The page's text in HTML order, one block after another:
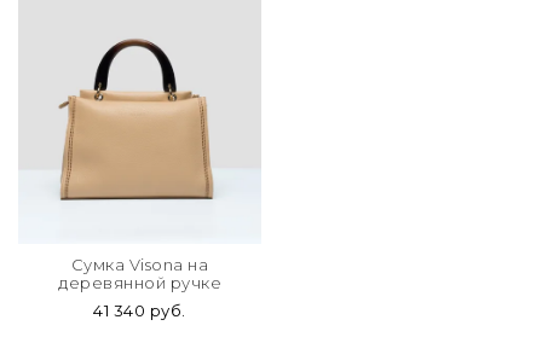
Сумка Visona на
деревянной ручке
41 340 руб.